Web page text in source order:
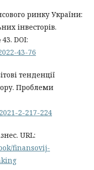
ринку України:
інвесторів.
DOI:
43-76
тенденції
Проблеми
2-217-224
URL:
finansovij-